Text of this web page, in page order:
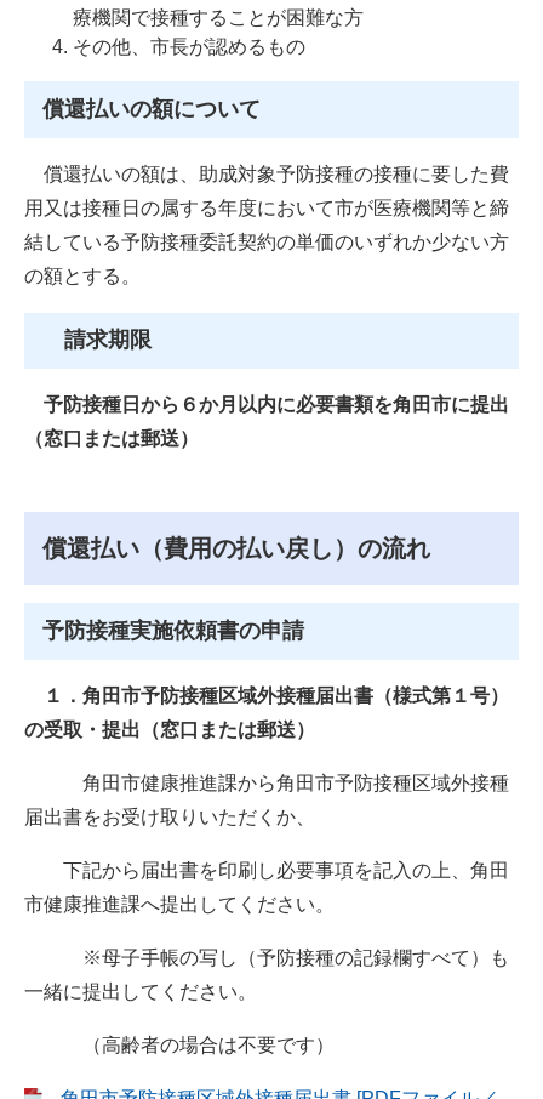
療機関で接種することが困難な方
その他、市長が認めるもの
償還払いの額について
償還払いの額は、助成対象予防接種の接種に要した費
用又は接種日の属する年度において市が医療機関等と締
結している予防接種委託契約の単価のいずれか少ない方
の額とする。
請求期限
予防接種日から６か月以内に必要書類を角田市に提出
（窓口または郵送）
​償還払い（費用の払い戻し）の流れ​
予防接種実施依頼書の申請​
１．角田市予防接種区域外接種届出書（様式第１号）
の受取・提出（窓口または郵送）
角田市健康推進課から角田市予防接種区域外接種
届出書をお受け取りいただくか、
下記から届出書を印刷し必要事項を記入の上、角田
市健康推進課へ提出してください。
※母子手帳の写し（予防接種の記録欄すべて）も
一緒に提出してください。
（高齢者の場合は不要です）